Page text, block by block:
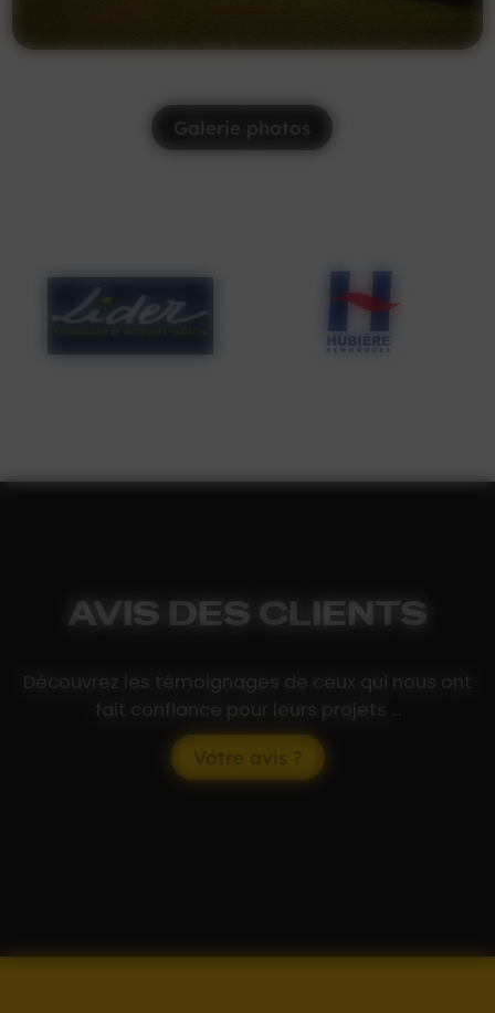
Galerie photos
AVIS DES CLIENTS
Découvrez les témoignages de ceux qui nous ont